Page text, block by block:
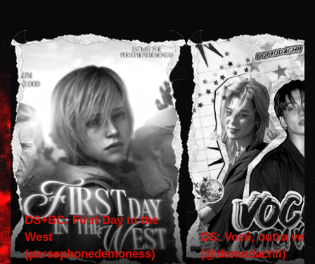
DS+BC: First Day in the
West
(persephonedemoness)
DS: Você, outra vez!
(@domodachii)